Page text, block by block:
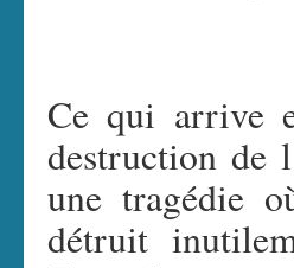
Ce qui arrive
destruction de
une tragédie
détruit